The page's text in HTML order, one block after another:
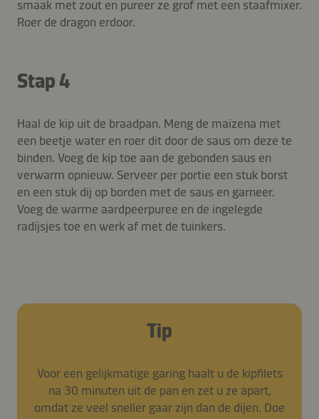
smaak met zout en pureer ze grof met een staafmixer.
Roer de dragon erdoor.
Stap 4
Haal de kip uit de braadpan. Meng de maïzena met
een beetje water en roer dit door de saus om deze te
binden. Voeg de kip toe aan de gebonden saus en
verwarm opnieuw. Serveer per portie een stuk borst
en een stuk dij op borden met de saus en garneer.
Voeg de warme aardpeerpuree en de ingelegde
radijsjes toe en werk af met de tuinkers.
Tip
Voor een gelijkmatige garing haalt u de kipfilets
na 30 minuten uit de pan en zet u ze apart,
omdat ze veel sneller gaar zijn dan de dijen. Doe